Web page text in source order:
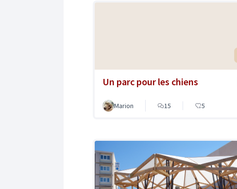
Un parc pour les chiens
Marion 15 5